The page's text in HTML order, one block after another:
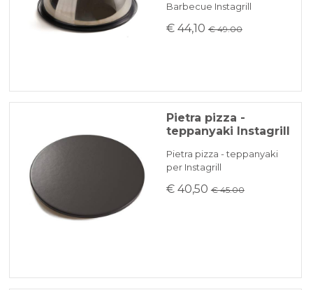
Barbecue Instagrill
€ 44,10 € 49.00
Pietra pizza -
teppanyaki Instagrill
Pietra pizza - teppanyaki
per Instagrill
€ 40,50 € 45.00